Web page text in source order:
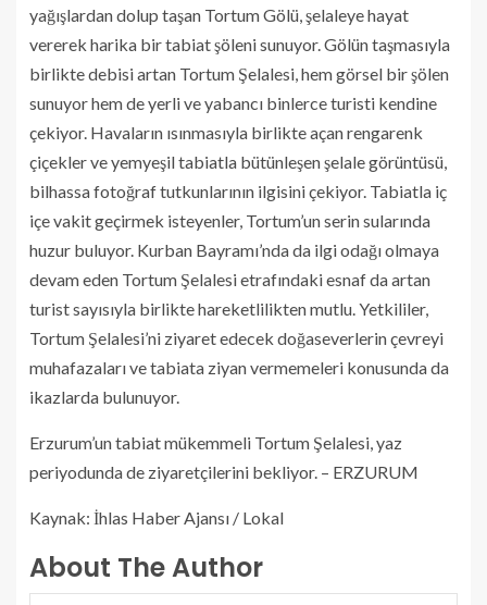
yağışlardan dolup taşan Tortum Gölü, şelaleye hayat
vererek harika bir tabiat şöleni sunuyor. Gölün taşmasıyla
birlikte debisi artan Tortum Şelalesi, hem görsel bir şölen
sunuyor hem de yerli ve yabancı binlerce turisti kendine
çekiyor. Havaların ısınmasıyla birlikte açan rengarenk
çiçekler ve yemyeşil tabiatla bütünleşen şelale görüntüsü,
bilhassa fotoğraf tutkunlarının ilgisini çekiyor. Tabiatla iç
içe vakit geçirmek isteyenler, Tortum’un serin sularında
huzur buluyor. Kurban Bayramı’nda da ilgi odağı olmaya
devam eden Tortum Şelalesi etrafındaki esnaf da artan
turist sayısıyla birlikte hareketlilikten mutlu. Yetkililer,
Tortum Şelalesi’ni ziyaret edecek doğaseverlerin çevreyi
muhafazaları ve tabiata ziyan vermemeleri konusunda da
ikazlarda bulunuyor.
Erzurum’un tabiat mükemmeli Tortum Şelalesi, yaz
periyodunda de ziyaretçilerini bekliyor. – ERZURUM
Kaynak: İhlas Haber Ajansı / Lokal
About The Author